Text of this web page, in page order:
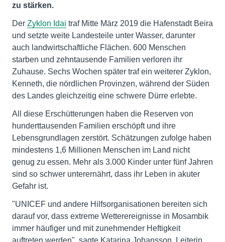
zu stärken.
Der Zyklon Idai traf Mitte März 2019 die Hafenstadt Beira
und setzte weite Landesteile unter Wasser, darunter
auch landwirtschaftliche Flächen. 600 Menschen
starben und zehntausende Familien verloren ihr
Zuhause. Sechs Wochen später traf ein weiterer Zyklon,
Kenneth, die nördlichen Provinzen, während der Süden
des Landes gleichzeitig eine schwere Dürre erlebte.
All diese Erschütterungen haben die Reserven von
hunderttausenden Familien erschöpft und ihre
Lebensgrundlagen zerstört. Schätzungen zufolge haben
mindestens 1,6 Millionen Menschen im Land nicht
genug zu essen. Mehr als 3.000 Kinder unter fünf Jahren
sind so schwer unterernährt, dass ihr Leben in akuter
Gefahr ist.
"UNICEF und andere Hilfsorganisationen bereiten sich
darauf vor, dass extreme Wetterereignisse in Mosambik
immer häufiger und mit zunehmender Heftigkeit
auftreten werden", sagte Katarina Johansson, Leiterin